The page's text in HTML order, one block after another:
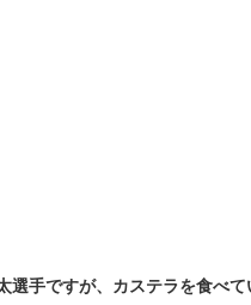
手ですが、カステラを食べて